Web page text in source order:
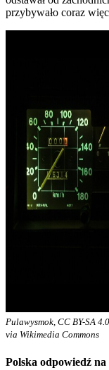
przybywało coraz
Pulawysmok, CC BY-SA
via Wikimedia Commons
Polska odpowiedź